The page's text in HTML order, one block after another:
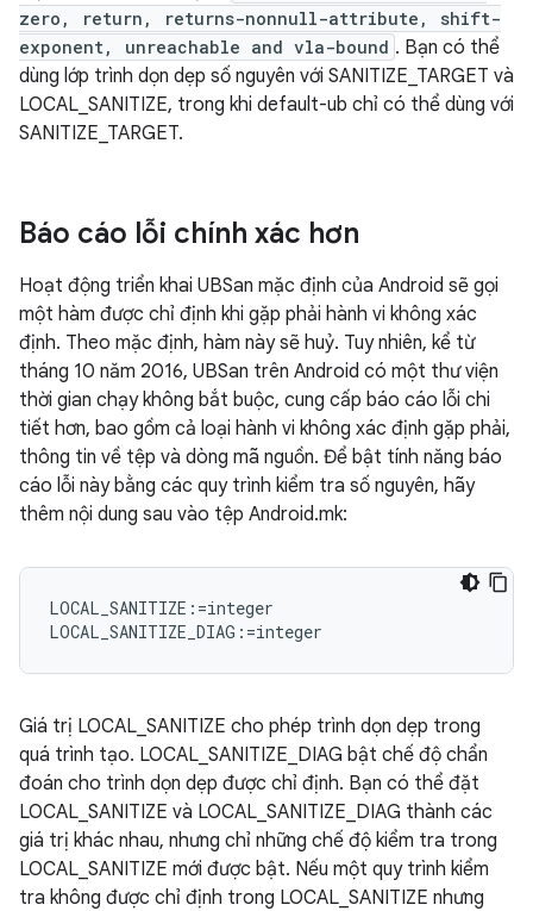
zero, return, returns-nonnull-attribute, shift-
exponent, unreachable and vla-bound . Bạn có thể
dùng lớp trình dọn dẹp số nguyên với SANITIZE_TARGET và
LOCAL_SANITIZE, trong khi default-ub chỉ có thể dùng với
SANITIZE_TARGET.
Báo cáo lỗi chính xác hơn
Hoạt động triển khai UBSan mặc định của Android sẽ gọi
một hàm được chỉ định khi gặp phải hành vi không xác
định. Theo mặc định, hàm này sẽ huỷ. Tuy nhiên, kể từ
tháng 10 năm 2016, UBSan trên Android có một thư viện
thời gian chạy không bắt buộc, cung cấp báo cáo lỗi chi
tiết hơn, bao gồm cả loại hành vi không xác định gặp phải,
thông tin về tệp và dòng mã nguồn. Để bật tính năng báo
cáo lỗi này bằng các quy trình kiểm tra số nguyên, hãy
thêm nội dung sau vào tệp Android.mk:
LOCAL_SANITIZE:=integer
Giá trị LOCAL_SANITIZE cho phép trình dọn dẹp trong
quá trình tạo. LOCAL_SANITIZE_DIAG bật chế độ chẩn
đoán cho trình dọn dẹp được chỉ định. Bạn có thể đặt
LOCAL_SANITIZE và LOCAL_SANITIZE_DIAG thành các
giá trị khác nhau, nhưng chỉ những chế độ kiểm tra trong
LOCAL_SANITIZE mới được bật. Nếu một quy trình kiểm
tra không được chỉ định trong LOCAL_SANITIZE nhưng